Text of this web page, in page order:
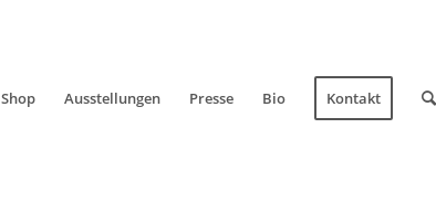
Shop Ausstellungen Presse Bio Kontakt